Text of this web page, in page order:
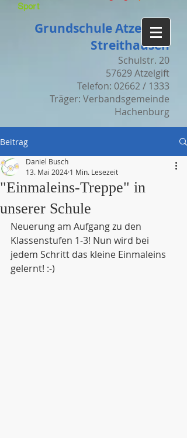
Sport
Grundschule Atzelgift-
Streithausen
Schulstr. 20
57629 Atzelgift
Telefon: 02662 / 1333
Träger: Verbandsgemeinde
Hachenburg
Beitrag
"Einmaleins-Treppe" in
unserer Schule
Daniel Busch
13. Mai 2024 1 Min. Lesezeit
Neuerung am Aufgang zu den
Klassenstufen 1-3! Nun wird bei
jedem Schritt das kleine Einmaleins
gelernt! :-)